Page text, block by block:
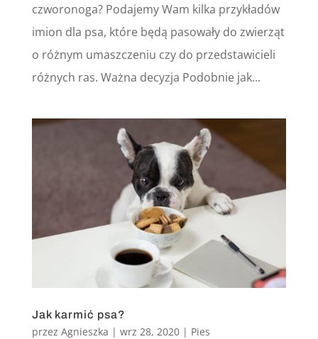
czworonoga? Podajemy Wam kilka przykładów
imion dla psa, które będą pasowały do zwierząt
o różnym umaszczeniu czy do przedstawicieli
różnych ras. Ważna decyzja Podobnie jak...
Jak karmić psa?
przez Agnieszka | wrz 28, 2020| Pies